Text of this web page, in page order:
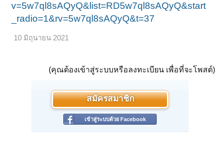
v=5w7ql8sAQyQ&list=RD5w7ql8sAQyQ&start
_radio=1&rv=5w7ql8sAQyQ&t=37
10 มิถุนายน 2021
(คุณต้องเข้าสู่ระบบหรือลงทะเบียน เพื่อที่จะโพสต์)
สมัครสมาชิก
เข้าสู่ระบบด้วย Facebook